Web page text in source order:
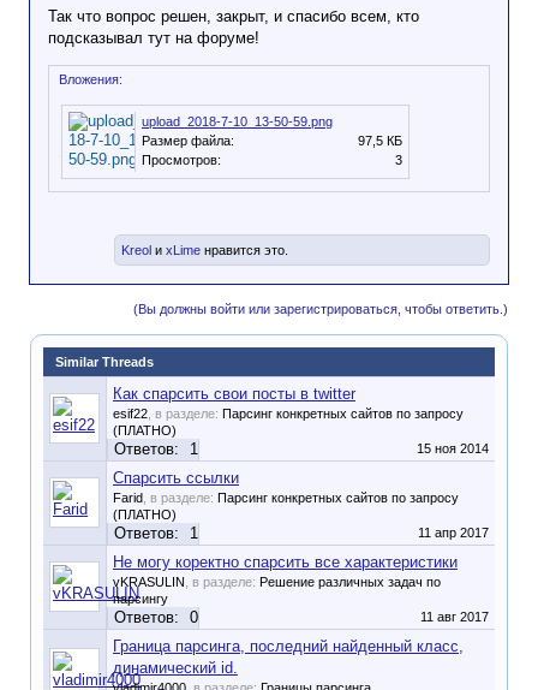
Так что вопрос решен, закрыт, и спасибо всем, кто
подсказывал тут на форуме!
Вложения:
upload_2018-7-10_13-50-59.png
Размер файла:
97,5 КБ
Просмотров:
3
Kreol и xLime нравится это.
(Вы должны войти или зарегистрироваться, чтобы ответить.)
Similar Threads
Как спарсить свои посты в twitter
esif22 , в разделе: Парсинг конкретных сайтов по запросу
(ПЛАТНО)
Ответов: 1 15 ноя 2014
Спарсить ссылки
Farid , в разделе: Парсинг конкретных сайтов по запросу
(ПЛАТНО)
Ответов: 1 11 апр 2017
Не могу коректно спарсить все характеристики
vKRASULIN , в разделе: Решение различных задач по
парсингу
Ответов: 0 11 авг 2017
Граница парсинга, последний найденный класс,
динамический id.